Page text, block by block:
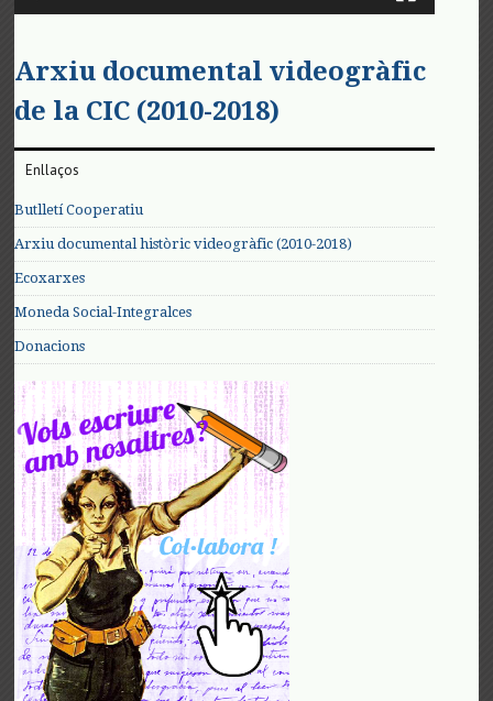
Arxiu documental videogràfic
de la CIC (2010-2018)
Enllaços
Butlletí Cooperatiu
Arxiu documental històric videogràfic (2010-2018)
Ecoxarxes
Moneda Social-Integralces
Donacions